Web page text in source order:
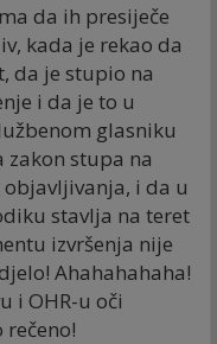
da ih presiječe
kada je rekao da
da je stupio na
i da je to u
glasniku
zakon stupa na
i da u
stavlja na teret
izvršenja nije
Ahahahahaha!
i OHR-u oči